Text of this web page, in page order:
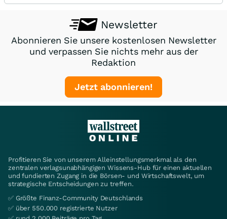
Newsletter
Abonnieren Sie unsere kostenlosen Newsletter
und verpassen Sie nichts mehr aus der
Redaktion
Jetzt abonnieren!
Profitieren Sie von unserem Alleinstellungsmerkmal als den
zentralen verlagsunabhängigen Wissens-Hub für einen aktuellen
und fundierten Zugang in die Börsen- und Wirtschaftswelt, um
strategische Entscheidungen zu treffen.
✅ Größte Finanz-Community Deutschlands
✅ über 550.000 registrierte Nutzer